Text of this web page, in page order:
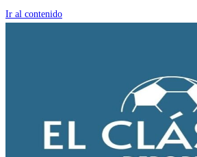
Ir al contenido